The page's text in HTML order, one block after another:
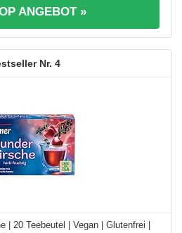
ANGEBOT »
4
| 20 Teebeutel | Vegan | Glutenfrei |